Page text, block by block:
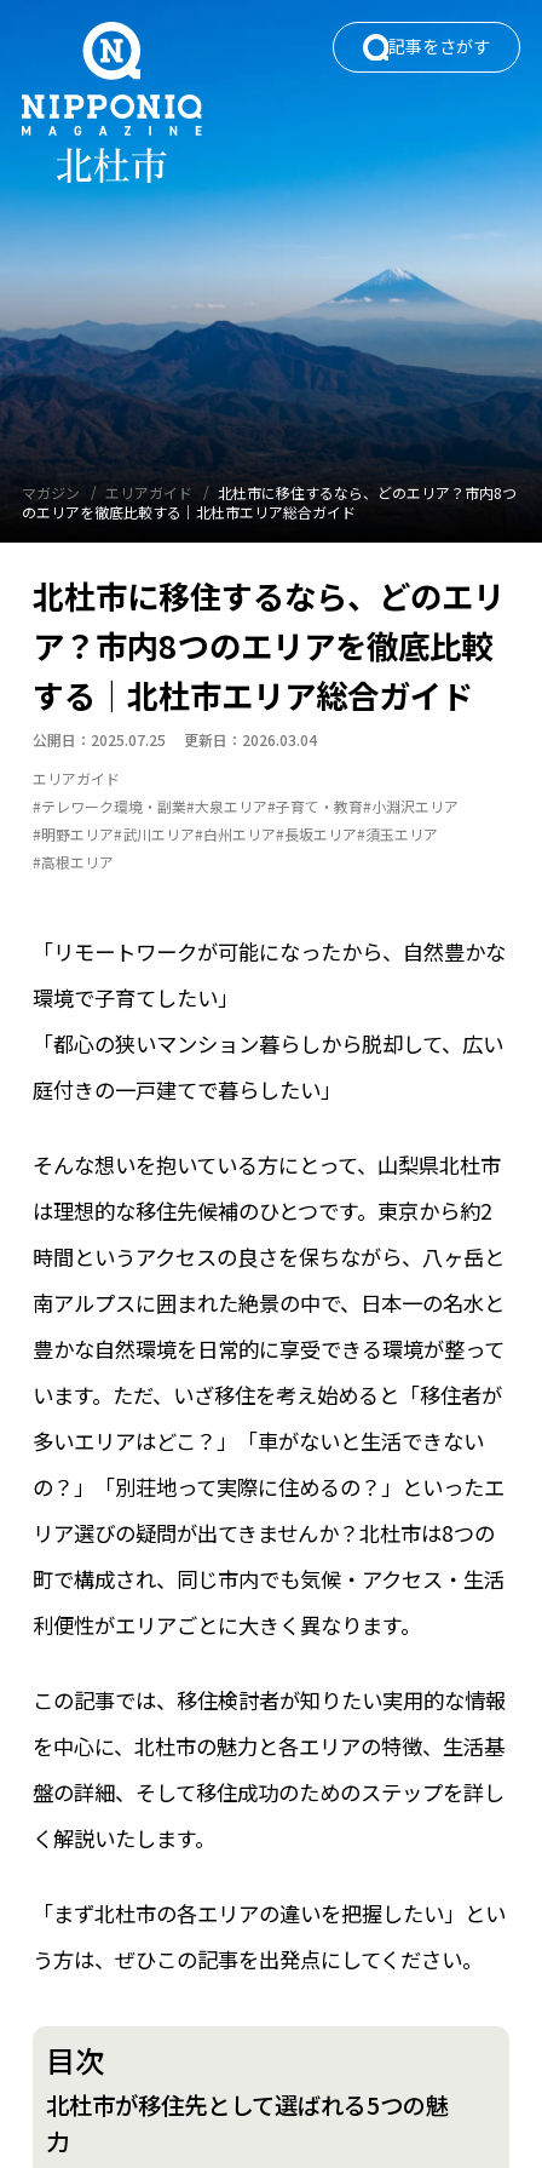
記事をさがす
マガジン エリアガイド
北杜市に移住するなら、どのエリア？市内8つ
のエリアを徹底比較する｜北杜市エリア総合ガイド
北杜市に移住するなら、どのエリ
ア？市内8つのエリアを徹底比較
する｜北杜市エリア総合ガイド
公開日：2025.07.25 更新日：2026.03.04
エリアガイド
#テレワーク環境・副業#大泉エリア#子育て・教育#小淵沢エリア
#明野エリア#武川エリア#白州エリア#長坂エリア#須玉エリア
#高根エリア
「リモートワークが可能になったから、自然豊かな
環境で子育てしたい」
「都心の狭いマンション暮らしから脱却して、広い
庭付きの一戸建てで暮らしたい」
そんな想いを抱いている方にとって、山梨県北杜市
は理想的な移住先候補のひとつです。東京から約2
時間というアクセスの良さを保ちながら、八ヶ岳と
南アルプスに囲まれた絶景の中で、日本一の名水と
豊かな自然環境を日常的に享受できる環境が整って
います。ただ、いざ移住を考え始めると「移住者が
多いエリアはどこ？」「車がないと生活できない
の？」「別荘地って実際に住めるの？」といったエ
リア選びの疑問が出てきませんか？北杜市は8つの
町で構成され、同じ市内でも気候・アクセス・生活
利便性がエリアごとに大きく異なります。
この記事では、移住検討者が知りたい実用的な情報
を中心に、北杜市の魅力と各エリアの特徴、生活基
盤の詳細、そして移住成功のためのステップを詳し
く解説いたします。
「まず北杜市の各エリアの違いを把握したい」とい
う方は、ぜひこの記事を出発点にしてください。
目次
北杜市が移住先として選ばれる5つの魅
力
ワードでさがす
エリアガイド 暮らし・移住
観光
タグでさがす
テレワーク環境・副業
トレッキング・ハイキング
地場産業
大泉エリア 子育て・教育
季節の暮らし
小淵沢エリア
山・森 川・湖・滝
明野エリア
眺望・星空
移住支援制度
空き家活用事例
自然体験
長坂エリア 防災・安心
須玉エリア